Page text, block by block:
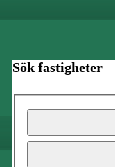
Sök fastigheter